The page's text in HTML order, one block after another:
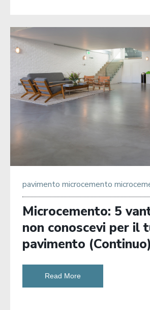
pavimento microcemento
Microcemento: 5
non conoscevi per il
pavimento (Continuo)
Read More